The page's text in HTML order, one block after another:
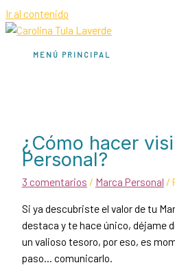
Ir al contenido
MENÚ PRINCIPAL
¿Cómo hacer
Personal?
3 comentarios / Marca Personal /
Si ya descubriste el valor de tu
destaca y te hace único, déjame
un valioso tesoro, por eso, es
paso… comunicarlo.